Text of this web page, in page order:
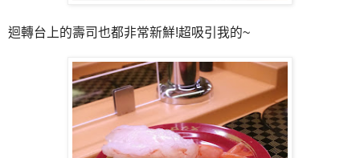
迴轉台上的壽司也都非常新鮮!超吸引我的~